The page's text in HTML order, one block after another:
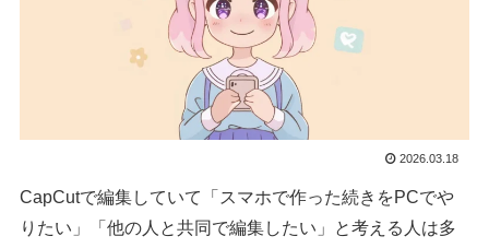
2026.03.18
CapCutで編集していて「スマホで作った続きをPCでや
りたい」「他の人と共同で編集したい」と考える人は多